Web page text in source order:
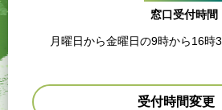
窓口受付時間
月曜日から金曜日の9時から16時
受付時間変更